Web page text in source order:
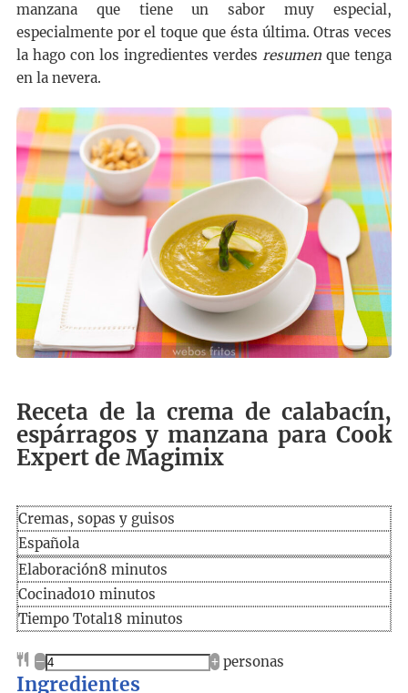
manzana que tiene un sabor muy especial,
especialmente por el toque que ésta última. Otras veces
la hago con los ingredientes verdesresumen que tenga
en la nevera.
Receta de la crema de calabacín,
espárragos y manzana para Cook
Expert de Magimix
Cremas, sopas y guisos
Española
Elaboración
Elaboración8minutos
minutos
Cocinado
Cocinado10minutos
minutos
Tiempo
Tiempo Total18minutos
minutos
– + personas
Ingredientes